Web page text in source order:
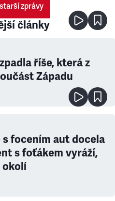
zprávy
články
říše, která z
Západu
focením aut docela
s foťákem vyráží,
okolí